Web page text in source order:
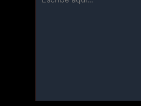
aquí...